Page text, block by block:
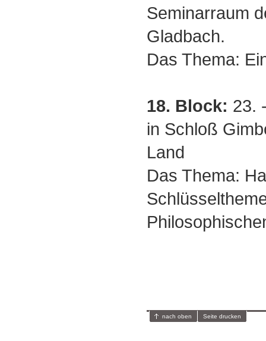
Seminarraum
Gladbach.
Das Thema:
18. Block: 23.
in Schloß
Land
Das Thema:
nach oben Seite drucken